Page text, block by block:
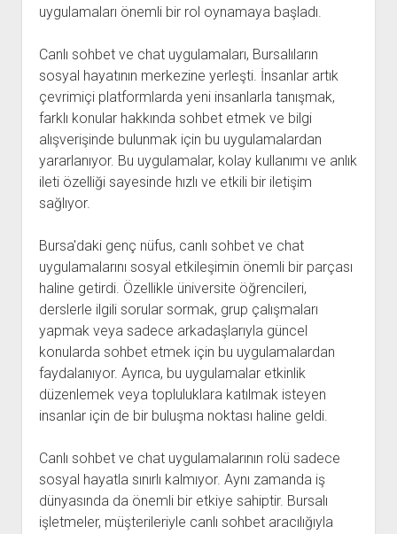
uygulamaları önemli bir rol oynamaya başladı.
Canlı sohbet ve chat uygulamaları, Bursalıların
sosyal hayatının merkezine yerleşti. İnsanlar artık
çevrimiçi platformlarda yeni insanlarla tanışmak,
farklı konular hakkında sohbet etmek ve bilgi
alışverişinde bulunmak için bu uygulamalardan
yararlanıyor. Bu uygulamalar, kolay kullanımı ve anlık
ileti özelliği sayesinde hızlı ve etkili bir iletişim
sağlıyor.
Bursa'daki genç nüfus, canlı sohbet ve chat
uygulamalarını sosyal etkileşimin önemli bir parçası
haline getirdi. Özellikle üniversite öğrencileri,
derslerle ilgili sorular sormak, grup çalışmaları
yapmak veya sadece arkadaşlarıyla güncel
konularda sohbet etmek için bu uygulamalardan
faydalanıyor. Ayrıca, bu uygulamalar etkinlik
düzenlemek veya topluluklara katılmak isteyen
insanlar için de bir buluşma noktası haline geldi.
Canlı sohbet ve chat uygulamalarının rolü sadece
sosyal hayatla sınırlı kalmıyor. Aynı zamanda iş
dünyasında da önemli bir etkiye sahiptir. Bursalı
işletmeler, müşterileriyle canlı sohbet aracılığıyla